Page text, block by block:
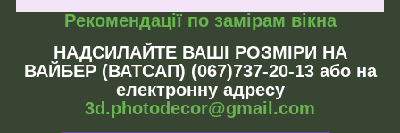
Рекомендації по замірам вікна
НАДСИЛАЙТЕ ВАШІ РОЗМІРИ НА
ВАЙБЕР (ВАТСАП) (067)737-20-13 або на
електронну адресу
3d.photodecor@gmail.com